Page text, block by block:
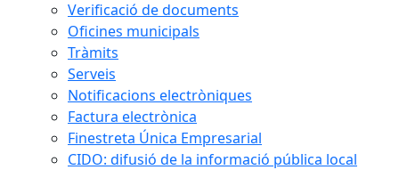
Verificació de documents
Oficines municipals
Tràmits
Serveis
Notificacions electròniques
Factura electrònica
Finestreta Única Empresarial
CIDO: difusió de la informació pública local